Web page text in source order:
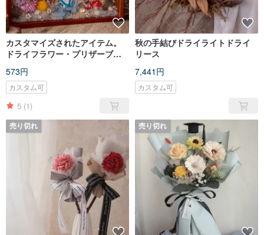
カスタマイズされたアイテム。
ドライフラワー・プリザーブド
べり大歓迎です。
573円
カスタム可
5 (1)
秋の手結びドライライトドライ
リース
7,441円
カスタム可
売り切れ 売り切れ